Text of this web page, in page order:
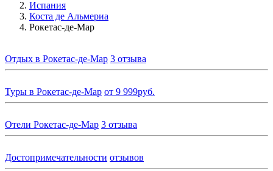
Испания
Коста де Альмериа
Рокетас-де-Мар
Отдых в Рокетас-де-Мар 3 отзыва
Туры в Рокетас-де-Мар от 9 999руб.
Отели Рокетас-де-Мар 3 отзыва
Достопримечательности отзывов